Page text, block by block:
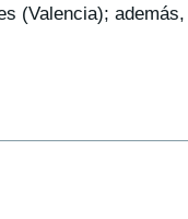
(Valencia);